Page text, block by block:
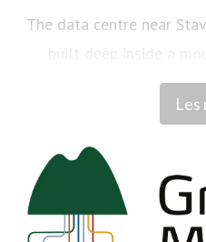
The data centre near
built deep inside a
security NATO
‘cradle of hydro power’
hydro
Les